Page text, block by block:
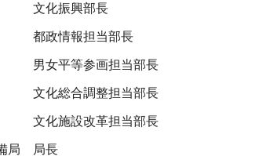
文化振興部長
都政情報担当部長
男女平等参画担当部長
文化総合調整担当部長
文化施設改革担当部長
局 局長